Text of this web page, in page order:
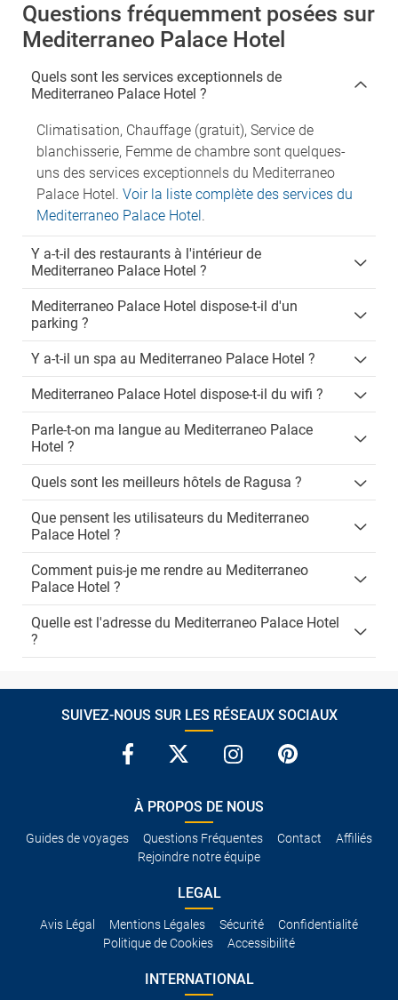
Questions fréquemment posées sur
Mediterraneo Palace Hotel
Quels sont les services exceptionnels de
Mediterraneo Palace Hotel ?
Climatisation, Chauffage (gratuit), Service de
blanchisserie, Femme de chambre sont quelques-
uns des services exceptionnels du Mediterraneo
Palace Hotel. Voir la liste complète des services du
Mediterraneo Palace Hotel.
Y a-t-il des restaurants à l'intérieur de
Mediterraneo Palace Hotel ?
Mediterraneo Palace Hotel dispose-t-il d'un
parking ?
Y a-t-il un spa au Mediterraneo Palace Hotel ?
Mediterraneo Palace Hotel dispose-t-il du wifi ?
Parle-t-on ma langue au Mediterraneo Palace
Hotel ?
Quels sont les meilleurs hôtels de Ragusa ?
Que pensent les utilisateurs du Mediterraneo
Palace Hotel ?
Comment puis-je me rendre au Mediterraneo
Palace Hotel ?
Quelle est l'adresse du Mediterraneo Palace Hotel
?
SUIVEZ-NOUS SUR LES RÉSEAUX SOCIAUX
À PROPOS DE NOUS
Guides de voyages Questions Fréquentes Contact
Affiliés
Rejoindre notre équipe
LEGAL
Avis Légal Mentions Légales Sécurité
Confidentialité
Politique de Cookies
Accessibilité
INTERNATIONAL